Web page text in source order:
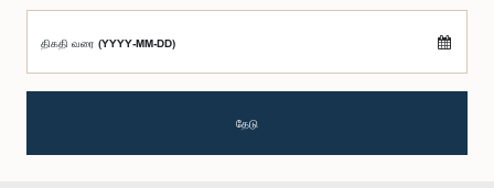
திகதி வரை (YYYY-MM-DD)
தேடு